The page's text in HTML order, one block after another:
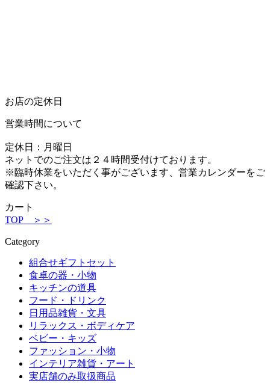
お店の定休日
営業時間について
定休日：月曜日
ネットでのご注文は２４時間受付けております。
※臨時休業をいただく事がございます、営業カレンダーをご
確認下さい。
カート
TOP ＞＞
Category
組合せギフトセット
食卓の器・小物
キッチンの道具
フード・ドリンク
日用品雑貨・文具
リラックス・ボディケア
ベビー・キッズ
ファッション・小物
インテリア雑貨・アート
実店舗のみ取扱商品